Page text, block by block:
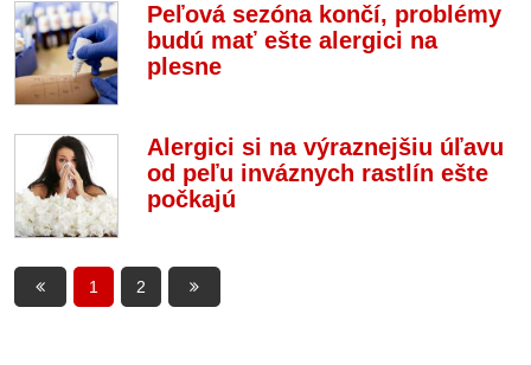
Peľová sezóna končí, problémy
budú mať ešte alergici na
plesne
Alergici si na výraznejšiu úľavu
od peľu inváznych rastlín ešte
počkajú
1 2